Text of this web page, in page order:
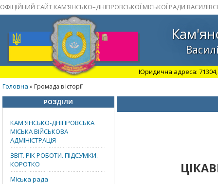
ОФІЦІЙНИЙ САЙТ КАМ’ЯНСЬКО–ДНІПРОВСЬКОЇ МІСЬКОЇ РАДИ
Юридична адреса: 71304,
Головна » Громада в історії
РОЗДІЛИ
КАМ'ЯНСЬКО-ДНІПРОВСЬКА
МІСЬКА ВІЙСЬКОВА
АДМІНІСТРАЦІЯ
ЗВІТ. РІК РОБОТИ. ПІДСУМКИ.
КОРОТКО
Міська рада